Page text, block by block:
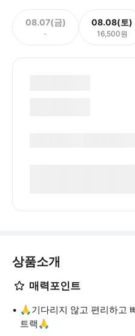
08.07(금)
-
08.08(토)
16,500원
상품소개
매력포인트
🙏기다리지 않고 편리하고
트랙🙏